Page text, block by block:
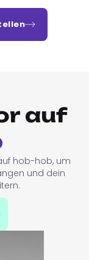
auf
hob-hob, um
und dein